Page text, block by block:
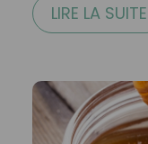
LIRE LA SUITE